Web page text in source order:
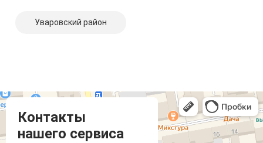
Уваровский район
Контакты
нашего сервиса
Компмастер
Тамбов
Носовская улица, 1